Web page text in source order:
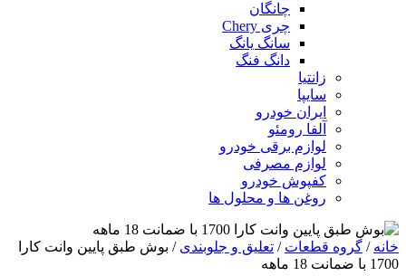
چانگان
چری Chery
سانگ یانگ
دانگ فنگ
زانتیا
سایپا
ایران خودرو
آلفا رومئو
لوازم برقی خودرو
لوازم مصرفی
کفپوش خودرو
روغن ها و محلول ها
خانه / گروه قطعات / تعلیق و جلوبندی / بوش طبق پایین وانت کارا
1700 با ضمانت 18 ماهه